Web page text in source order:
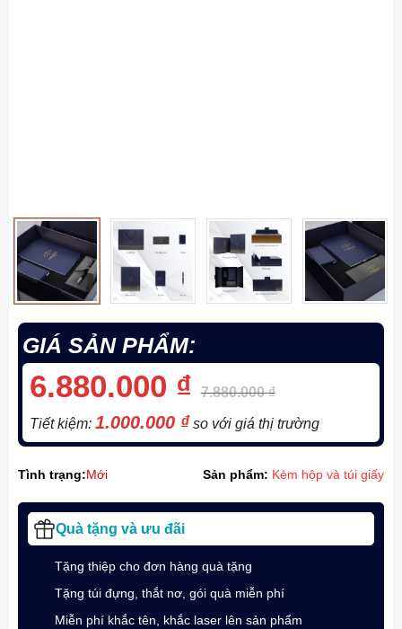
GIÁ SẢN PHẨM:
6.880.000 ₫ 7.880.000₫
Tiết kiệm: 1.000.000 ₫so với giá thị trường
Tình trạng:Mới Sản phẩm: Kèm hộp và túi giấy
Quà tặng và ưu đãi
Tặng thiệp cho đơn hàng quà tặng
Tặng túi đựng, thắt nơ, gói quà miễn phí
Miễn phí khắc tên, khắc laser lên sản phẩm